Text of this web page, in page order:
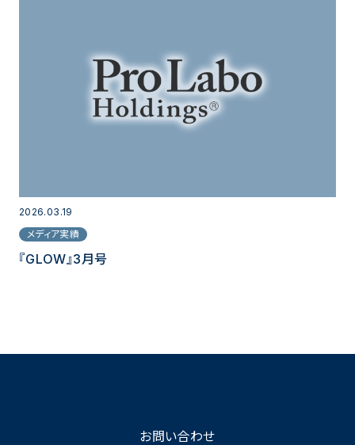
2026.03.19
メディア実績
『GLOW』3月号
お問い合わせ